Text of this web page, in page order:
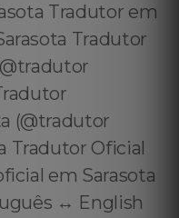
Tradutor em
Tradutor
(@tradutor
Tradutor Oficial
em Sarasota
↔️ English